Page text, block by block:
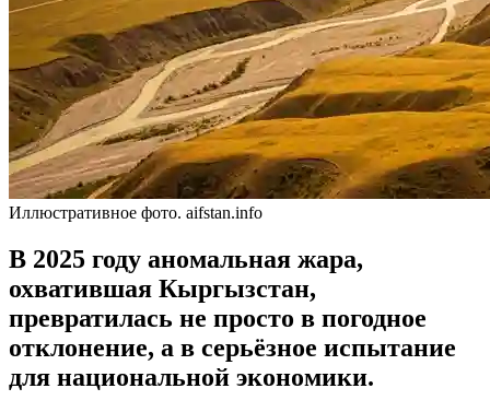
Иллюстративное фото. aifstan.info
В 2025 году аномальная жара,
охватившая Кыргызстан,
превратилась не просто в погодное
отклонение, а в серьёзное испытание
для национальной экономики.